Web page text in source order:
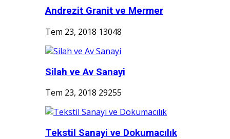
Andrezit Granit ve Mermer
Tem 23, 2018 13048
Silah ve Av Sanayi
Tem 23, 2018 29255
Tekstil Sanayi ve Dokumacılık